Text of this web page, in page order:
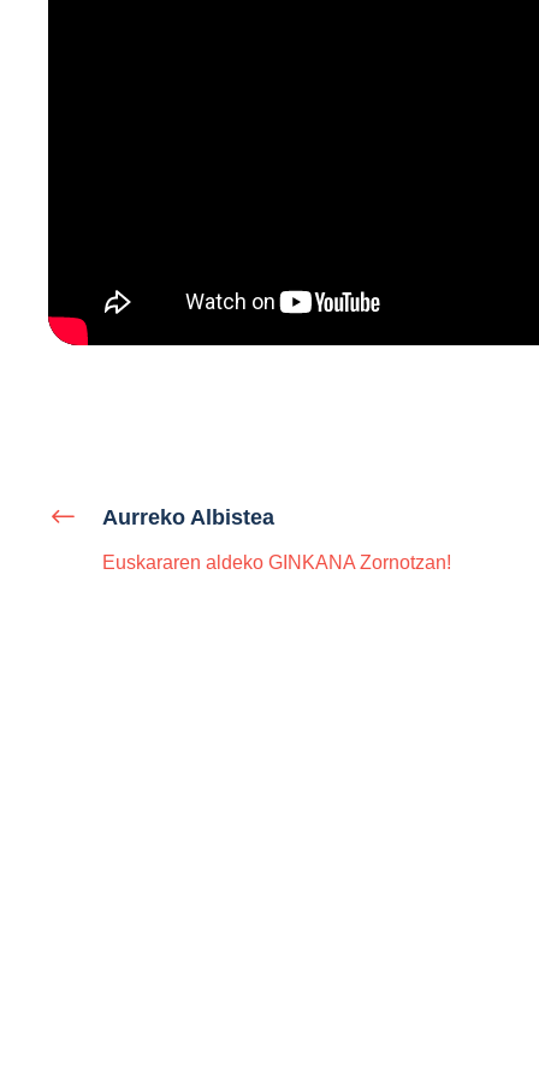
Aurreko Albistea
Euskararen aldeko GINKANA Zornotzan!